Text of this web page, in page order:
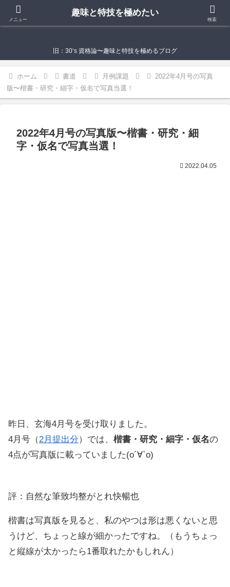
趣味と特技を極めたい
旧：30‘s 資格論〜趣味と特技を極めるブログ
ホーム 書道 月例課題
2022年4月号の写真
版〜楷書・研究・細字・仮名で写真当選！
2022年4月号の写真版〜楷書・研究・細
字・仮名で写真当選！
2022.04.05
昨日、玄海4月号を受け取りました。
4月号（2月提出分）では、 楷書・研究・細字・仮名の
4点が写真版に載っていました(о´∀`о)
評：自然な筆致均整がとれ快暢也
楷書は写真版を見ると、私のやつは形は悪くないと思
うけど、ちょっと線が細かったですね。（もうちょっ
と縦線が太かったら1番取れたかもしれん）
メニュー
趣味と特技を極めたい
検索